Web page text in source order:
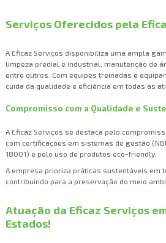
Serviços Oferecidos pela
A Eficaz Serviços disponibiliza uma ampla
limpeza predial e industrial, manutenção de
entre outros. Com equipes treinadas e
cuida da qualidade e eficiência em todas as
Compromisso com a Qualidade e
A Eficaz Serviços se destaca pelo
com certificações em sistemas de gestão (NBR
18001) e pelo uso de produtos eco-friendly.
A empresa prioriza práticas sustentáveis em
contribuindo para a preservação do meio
Atuação da Eficaz Serviços
Estados!